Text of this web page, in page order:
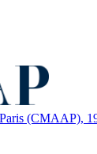
(CMAAP),